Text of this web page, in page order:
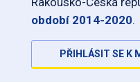
období 2014-2020.
PŘIHLÁSIT SE K